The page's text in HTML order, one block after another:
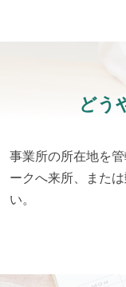
どう
事業所の所在地を
ークへ来所、また
い。